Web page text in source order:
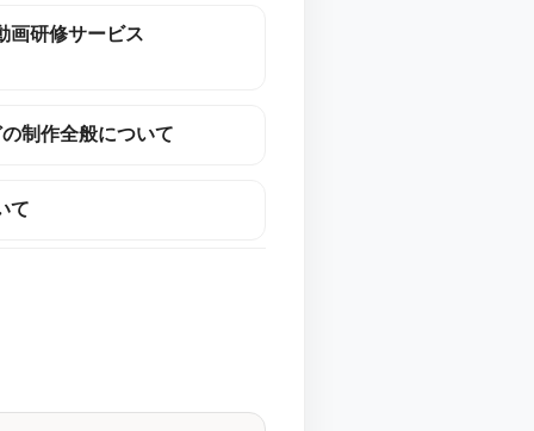
画研修サービス
制作全般について
て